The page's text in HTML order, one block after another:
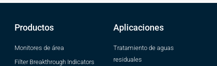
Productos
Monitores de área
Filter Breakthrough Indicators
Aplicaciones
Tratamiento de aguas
residuales